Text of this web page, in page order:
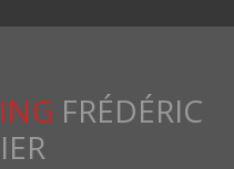
FRÉDÉRIC